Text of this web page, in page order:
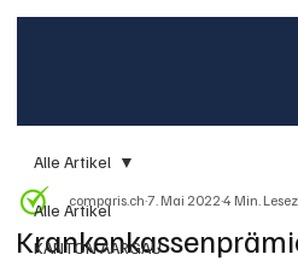
Alle Artikel
KANTON AARGAU
Alle Artikel
comparis.ch7. Mai 20224 Min.